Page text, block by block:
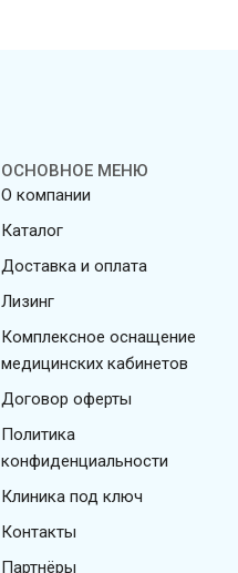
ОСНОВНОЕ МЕНЮ
О компании
Каталог
Доставка и оплата
Лизинг
Комплексное оснащение
медицинских кабинетов
Договор оферты
Политика
конфиденциальности
Клиника под ключ
Контакты
Партнёры